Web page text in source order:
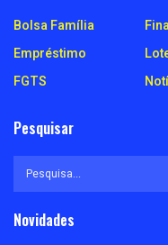
Bolsa Família
Empréstimo
FGTS
Pesquisar
Novidades